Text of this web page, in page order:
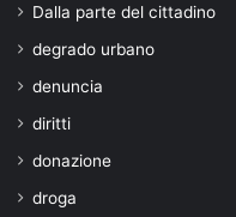
Dalla parte del cittadino
degrado urbano
denuncia
diritti
donazione
droga